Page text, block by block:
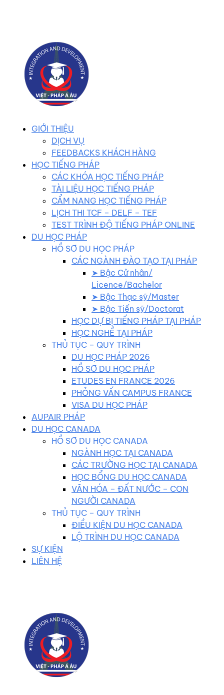
GIỚI THIỆU
DỊCH VỤ
FEEDBACKS KHÁCH HÀNG
HỌC TIẾNG PHÁP
CÁC KHÓA HỌC TIẾNG PHÁP
TÀI LIỆU HỌC TIẾNG PHÁP
CẨM NANG HỌC TIẾNG PHÁP
LỊCH THI TCF – DELF – TEF
TEST TRÌNH ĐỘ TIẾNG PHÁP ONLINE
DU HỌC PHÁP
HỒ SƠ DU HỌC PHÁP
CÁC NGÀNH ĐÀO TẠO TẠI PHÁP
➤ Bậc Cử nhân/
Licence/Bachelor
➤ Bậc Thạc sỹ/Master
➤ Bậc Tiến sỹ/Doctorat
HỌC DỰ BỊ TIẾNG PHÁP TẠI PHÁP
HỌC NGHỀ TẠI PHÁP
THỦ TỤC – QUY TRÌNH
DU HỌC PHÁP 2026
HỒ SƠ DU HỌC PHÁP
ETUDES EN FRANCE 2026
PHỎNG VẤN CAMPUS FRANCE
VISA DU HỌC PHÁP
AUPAIR PHÁP
DU HỌC CANADA
HỒ SƠ DU HỌC CANADA
NGÀNH HỌC TẠI CANADA
CÁC TRƯỜNG HỌC TẠI CANADA
HỌC BỔNG DU HỌC CANADA
VĂN HÓA – ĐẤT NƯỚC – CON
NGƯỜI CANADA
THỦ TỤC – QUY TRÌNH
ĐIỀU KIỆN DU HỌC CANADA
LỘ TRÌNH DU HỌC CANADA
SỰ KIỆN
LIÊN HỆ